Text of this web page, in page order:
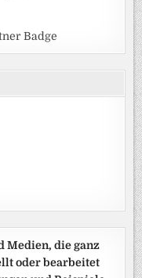
Badge
Medien, die ganz
oder bearbeitet